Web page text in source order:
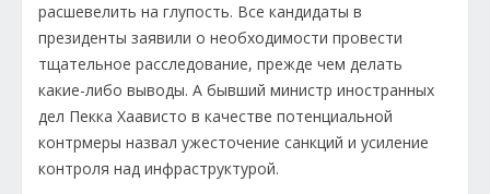
расшевелить на глупость. Все кандидаты в
президенты заявили о необходимости провести
тщательное расследование, прежде чем делать
какие-либо выводы. А бывший министр иностранных
дел Пекка Хаависто в качестве потенциальной
контрмеры назвал ужесточение санкций и усиление
контроля над инфраструктурой.